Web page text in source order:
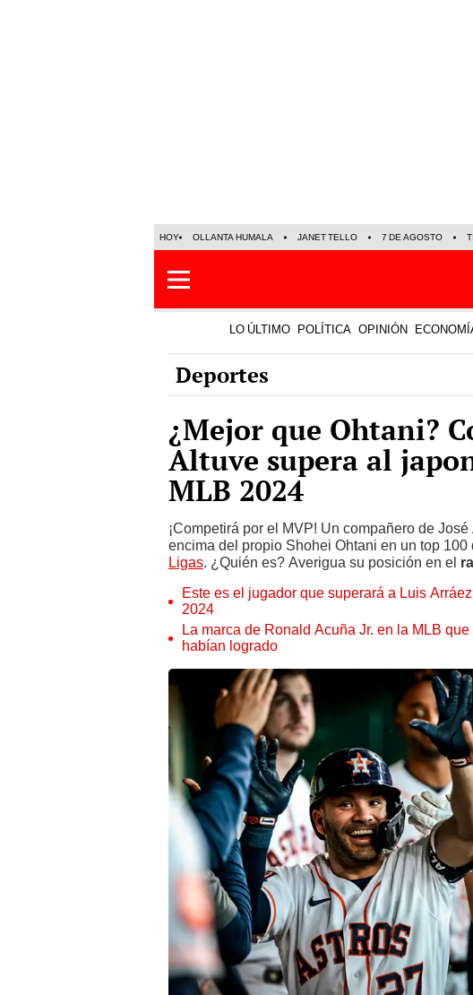
HOY OLLANTA HUMALA JANET TELLO 7 DE AGOSTO
LO ÚLTIMO POLÍTICA OPINIÓN
Deportes
¿Mejor que Ohtani?
Altuve supera al
MLB 2024
¡Competirá por el MVP! Un compañero de
encima del propio Shohei Ohtani en un top 100
Ligas. ¿Quién es? Averigua su posición en el
Este es el jugador que superará a Luis
2024
La marca de Ronald Acuña Jr. en la MLB
habían logrado